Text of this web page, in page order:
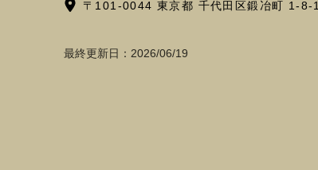
〒101-0044 東京都 千代田区鍛冶町 1-8-1
最終更新日： 2026/06/19